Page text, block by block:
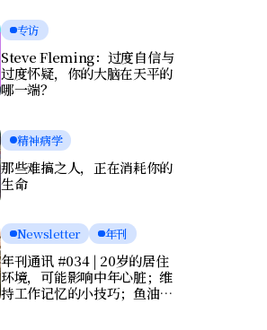
专访
Steve Fleming：过度自信与
过度怀疑，你的大脑在天平的
哪一端？
精神病学
那些难搞之人，正在消耗你的
生命
Newsletter 年刊
年刊通讯 #034 | 20岁的居住
环境，可能影响中年心脏；维
持工作记忆的小技巧；鱼油竟